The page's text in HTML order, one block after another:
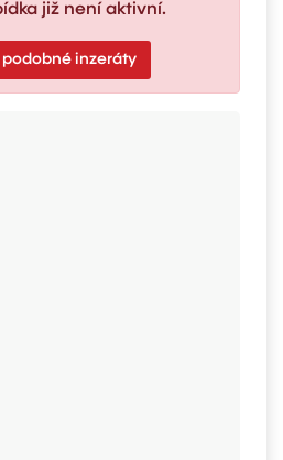
již není aktivní.
inzeráty